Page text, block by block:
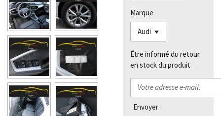
Marque
Être informé du retour
en stock du produit
Envoyer